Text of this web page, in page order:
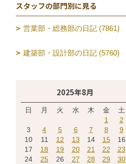
スタッフの部門別に見る
営業部・総務部の日記 (7861)
建築部・設計部の日記 (5760)
2025年8月
日 月 火 水 木 金
土
1
2
3
4 5 6 7 8
9
10
11 12 13 14 15
16
17
18 19 20 21 22
23
24
25 26 27 28 29 30